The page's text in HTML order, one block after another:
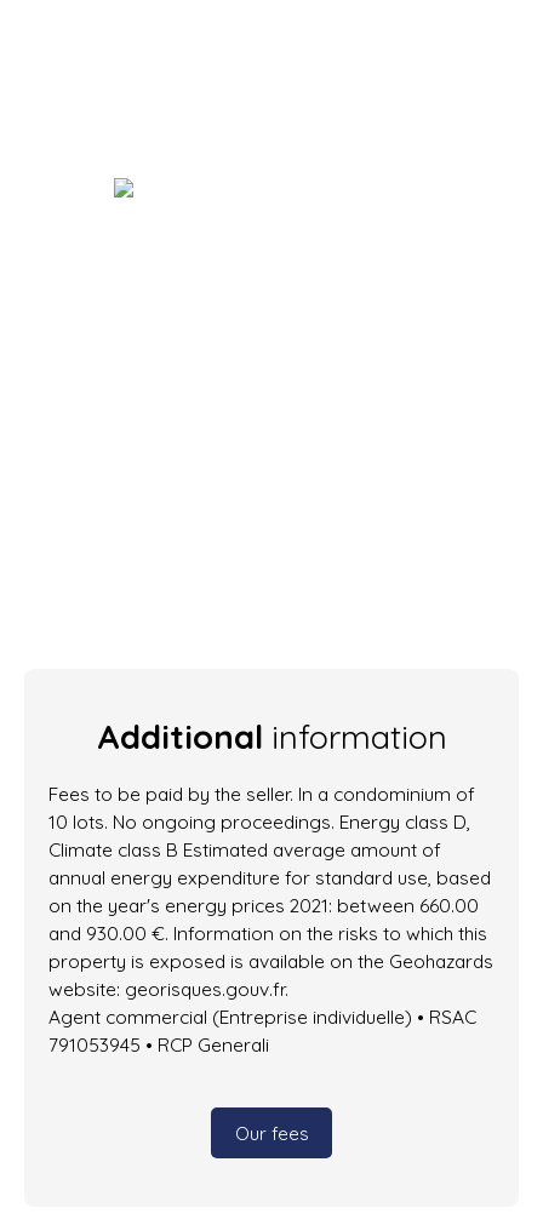
Additional information
Fees to be paid by the seller. In a condominium of
10 lots. No ongoing proceedings. Energy class D,
Climate class B Estimated average amount of
annual energy expenditure for standard use, based
on the year's energy prices 2021: between 660.00
and 930.00 €. Information on the risks to which this
property is exposed is available on the Geohazards
website: georisques.gouv.fr.
Agent commercial (Entreprise individuelle) • RSAC
791053945 • RCP Generali
Our fees